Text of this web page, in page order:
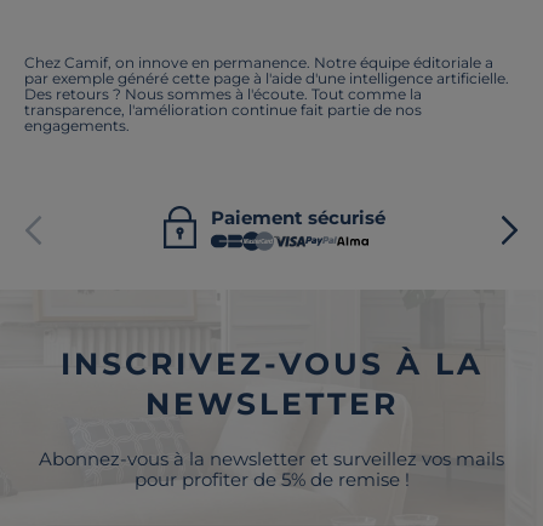
Chez Camif, on innove en permanence. Notre équipe éditoriale a
par exemple généré cette page à l'aide d'une intelligence artificielle.
Des retours ? Nous sommes à l'écoute. Tout comme la
transparence, l'amélioration continue fait partie de nos
engagements.
Paiement sécurisé
INSCRIVEZ-VOUS À LA
NEWSLETTER
Abonnez-vous à la newsletter et surveillez vos mails
pour profiter de 5% de remise !